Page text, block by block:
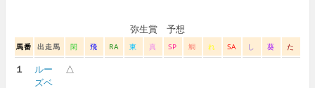
弥生賞 予想
馬番 出走馬 閑 飛 RA 東 真 SP 鯛 れ SA し 葵 た
１
ルー
ズベ
△